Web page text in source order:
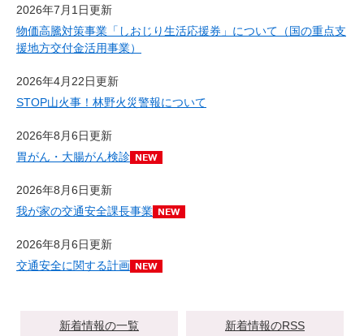
2026年7月1日更新
物価高騰対策事業「しおじり生活応援券」について（国の重点支
援地方交付金活用事業）
2026年4月22日更新
STOP山火事！林野火災警報について
2026年8月6日更新
胃がん・大腸がん検診
2026年8月6日更新
我が家の交通安全課長事業
2026年8月6日更新
交通安全に関する計画
新着情報の一覧 新着情報のRSS